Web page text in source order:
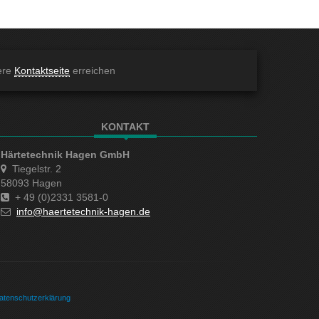
Kontaktseite erreichen
KONTAKT
Härtetechnik Hagen GmbH
Tiegelstr. 2
58093 Hagen
+ 49 (0)2331 3581-0
info@haertetechnik-hagen.de